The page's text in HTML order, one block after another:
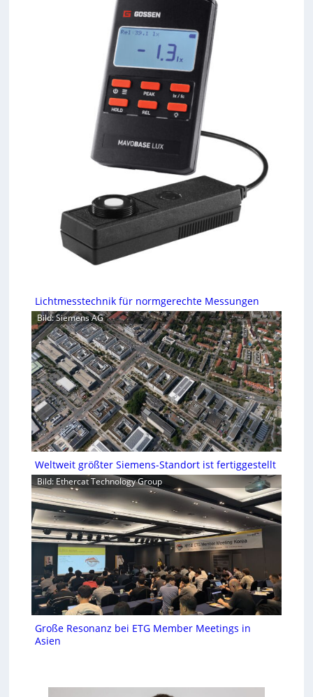
Lichtmesstechnik für normgerechte Messungen
Bild: Siemens AG
Weltweit größter Siemens-Standort ist fertiggestellt
Bild: Ethercat Technology Group
Große Resonanz bei ETG Member Meetings in
Asien